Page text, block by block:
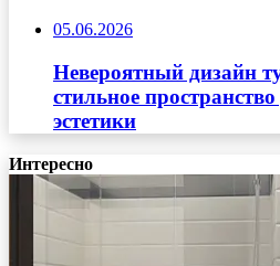
05.06.2026
Невероятный дизайн
стильное
эстетики
Интересно